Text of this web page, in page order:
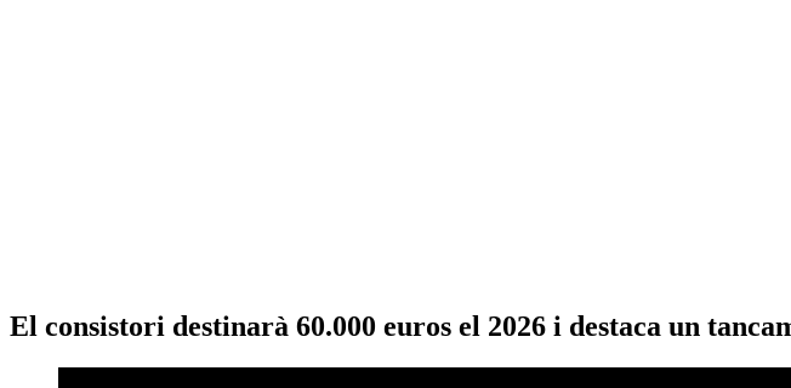
El consistori destinarà 60.000 euros el 2026 i destaca un